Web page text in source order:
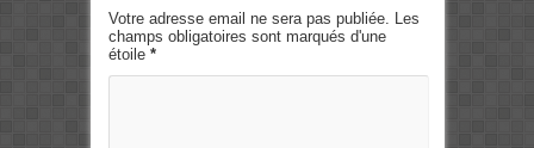
Votre adresse email ne sera pas publiée. Les
champs obligatoires sont marqués d'une
étoile *